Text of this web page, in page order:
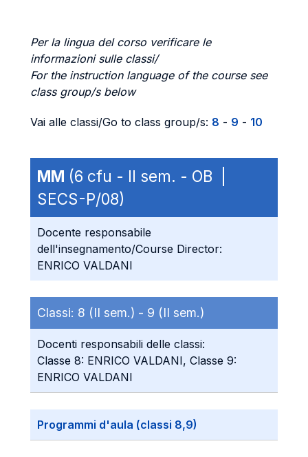
Per la lingua del corso verificare le
informazioni sulle classi/
For the instruction language of the course see
class group/s below
Vai alle classi/Go to class group/s: 8 - 9 - 10
MM (6 cfu - II sem. - OB |
SECS-P/08)
Docente responsabile
dell'insegnamento/Course Director:
ENRICO VALDANI
Classi: 8 (II sem.) - 9 (II sem.)
Docenti responsabili delle classi:
Classe 8: ENRICO VALDANI, Classe 9:
ENRICO VALDANI
Programmi d'aula (classi 8,9)